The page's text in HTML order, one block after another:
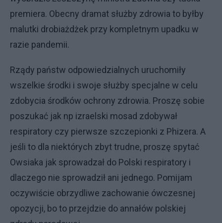
premiera. Obecny dramat służby zdrowia to byłby
malutki drobiażdżek przy kompletnym upadku w
razie pandemii.
Rządy państw odpowiedzialnych uruchomiły
wszelkie środki i swoje służby specjalne w celu
zdobycia środków ochrony zdrowia. Proszę sobie
poszukać jak np izraelski mosad zdobywał
respiratory czy pierwsze szczepionki z Phizera. A
jeśli to dla niektórych zbyt trudne, proszę spytać
Owsiaka jak sprowadzał do Polski respiratory i
dlaczego nie sprowadził ani jednego. Pomijam
oczywiście obrzydliwe zachowanie ówczesnej
opozycji, bo to przejdzie do annałów polskiej